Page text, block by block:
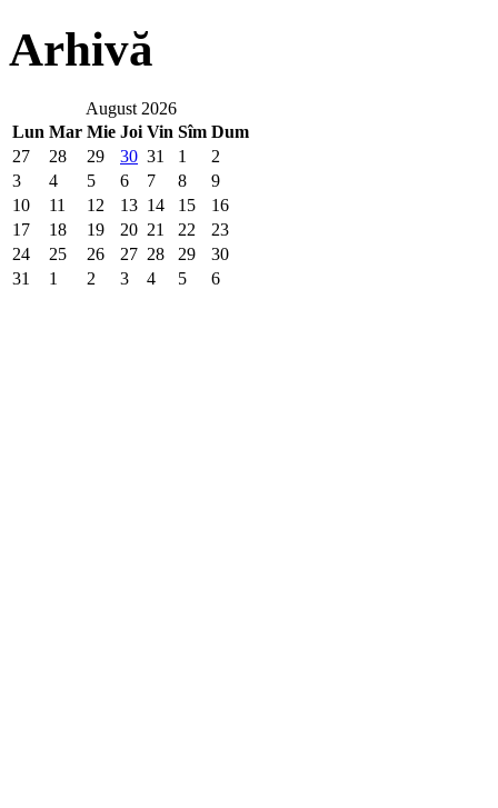
Arhivă
August 2026
Lun Mar Mie Joi Vin Sîm Dum
27
28 29 30 31 1
2
3
4 5 6 7 8
9
10
11 12 13 14 15
16
17
18 19 20 21 22
23
24
25 26 27 28 29
30
31
1 2 3 4 5 6